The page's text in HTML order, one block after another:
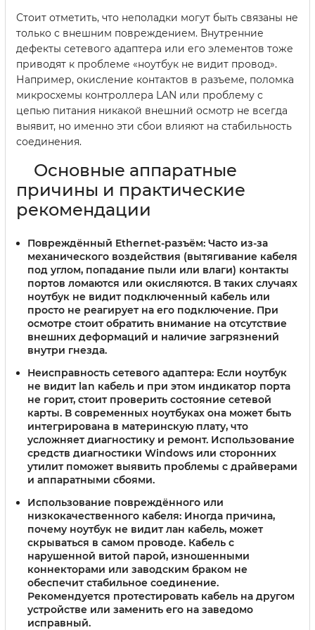
Стоит отметить, что неполадки могут быть связаны не
только с внешним повреждением. Внутренние
дефекты сетевого адаптера или его элементов тоже
приводят к проблеме «ноутбук не видит провод».
Например, окисление контактов в разъеме, поломка
микросхемы контроллера LAN или проблему с
цепью питания никакой внешний осмотр не всегда
выявит, но именно эти сбои влияют на стабильность
соединения.
Основные аппаратные
причины и практические
рекомендации
Повреждённый Ethernet-разъём: Часто из-за
механического воздействия (вытягивание кабеля
под углом, попадание пыли или влаги) контакты
портов ломаются или окисляются. В таких случаях
ноутбук не видит подключенный кабель или
просто не реагирует на его подключение. При
осмотре стоит обратить внимание на отсутствие
внешних деформаций и наличие загрязнений
внутри гнезда.
Неисправность сетевого адаптера: Если ноутбук
не видит lan кабель и при этом индикатор порта
не горит, стоит проверить состояние сетевой
карты. В современных ноутбуках она может быть
интегрирована в материнскую плату, что
усложняет диагностику и ремонт. Использование
средств диагностики Windows или сторонних
утилит поможет выявить проблемы с драйверами
и аппаратными сбоями.
Использование повреждённого или
низкокачественного кабеля: Иногда причина,
почему ноутбук не видит лан кабель, может
скрываться в самом проводе. Кабель с
нарушенной витой парой, изношенными
коннекторами или заводским браком не
обеспечит стабильное соединение.
Рекомендуется протестировать кабель на другом
устройстве или заменить его на заведомо
исправный.